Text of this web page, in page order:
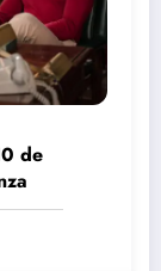
de